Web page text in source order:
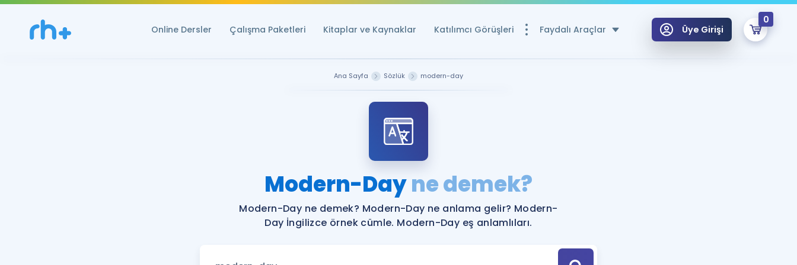
Online Dersler Çalışma Paketleri Kitaplar ve Kaynaklar Katılımcı Görüşleri Faydalı Araçlar
Ücretsiz Kaynaklar
YDS ve YÖKDİL Puan Hesaplama Aracı
YDS ve YÖKDİL'e Hazırlananlar için Öneriler
Tüm ÖSYM Sınavları Tek Takvimde
Üye Girişi
0
Remzi Hoca ile seni sınava hazırlayacak onlarca eğitim seni bekliyor!
Ana Sayfa Sözlük modern-day
Modern-Dayne demek?
Modern-Day ne demek? Modern-Day ne anlama gelir? Modern-
Day İngilizce örnek cümle. Modern-Day eş anlamlıları.